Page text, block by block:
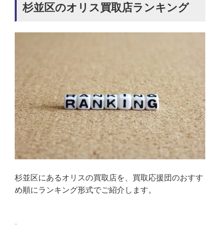
杉並区のオリス買取店ランキング
杉並区にあるオリスの買取店を、買取応援団のおすす
め順にランキング形式でご紹介します。